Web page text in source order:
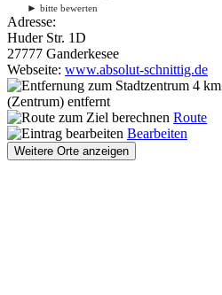
► bitte bewerten
Adresse:
Huder Str. 1D
27777 Ganderkesee
Webseite: www.absolut-schnittig.de
4 km
(Zentrum) entfernt
Route
Bearbeiten
Weitere Orte anzeigen